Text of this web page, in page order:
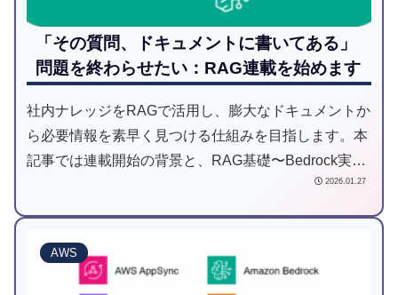
「その質問、ドキュメントに書いてある」
問題を終わらせたい：RAG連載を始めます
社内ナレッジをRAGで活用し、膨大なドキュメントか
ら必要情報を素早く見つける仕組みを目指します。本
記事では連載開始の背景と、RAG基礎〜Bedrock実
装・アプリ/エージェント構築までの構成を紹介しま
2026.01.27
AWS